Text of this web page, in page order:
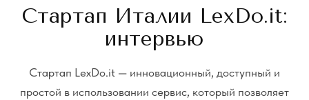
Стартап Италии LexDo.it:
интервью
Стартап LexDo.it — инновационный, доступный и
простой в использовании сервис, который позволяет